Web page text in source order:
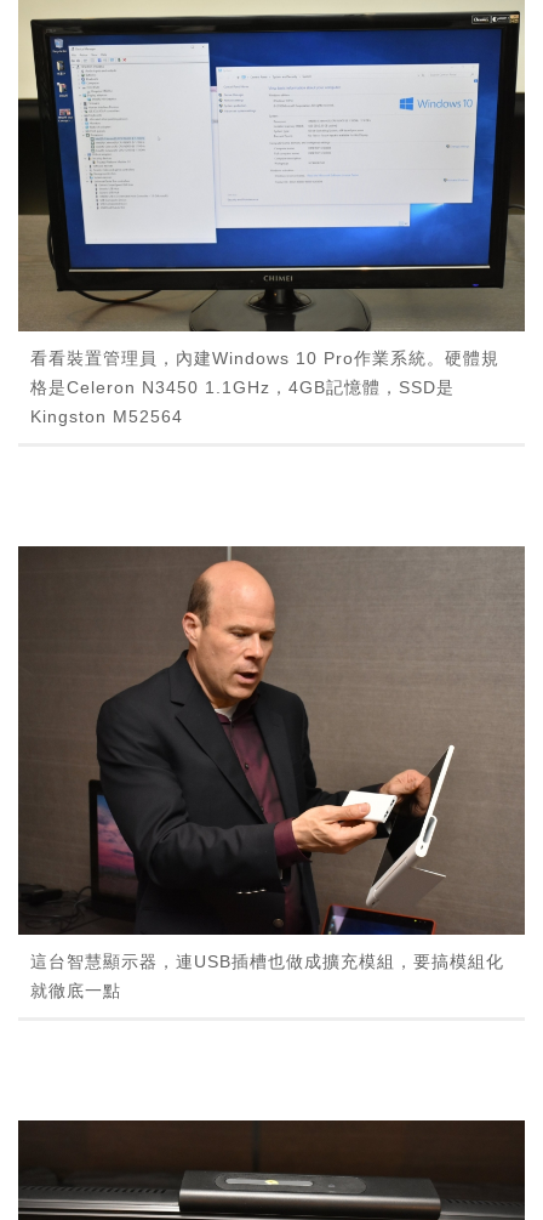
看看裝置管理員，內建Windows 10 Pro作業系統。硬體規
格是Celeron N3450 1.1GHz，4GB記憶體，SSD是
Kingston M52564
這台智慧顯示器，連USB插槽也做成擴充模組，要搞模組化
就徹底一點